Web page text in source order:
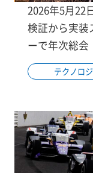
2026年5月22
検証から実装
ーで年次総会
テクノロ